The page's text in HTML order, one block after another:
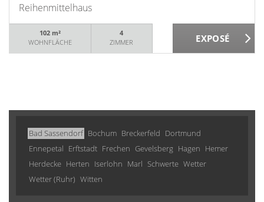
Reihenmittelhaus
102 m²
WOHNFLÄCHE
4
ZIMMER
Bad Sassendorf Bochum Breckerfeld Dortmund
Ennepetal Erftstadt Frechen Gevelsberg Hagen Hemer
Herdecke Herten Iserlohn Marl Schwerte Wetter
Wetter (Ruhr) Witten